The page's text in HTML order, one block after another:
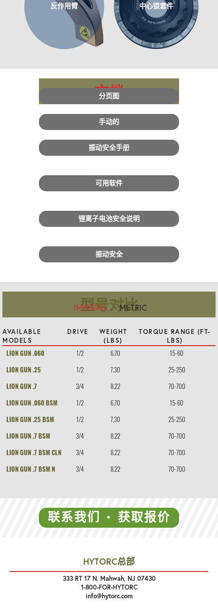
反作用臂 中心锁套件
文档
分页图
手动的
振动安全手册
可用软件
锂离子电池安全说明
振动安全
型号对比
IMPERIAL METRIC
AVAILABLE
MODELS
DRIVE
WEIGHT
(LBS)
TORQUE RANGE (FT-
LBS)
LION GUN .060 1/2 6.70 15-60
LION GUN .25 1/2 7.30 25-250
LION GUN .7 3/4 8.22 70-700
LION GUN .060 BSM 1/2 6.70 15-60
LION GUN .25 BSM 1/2 7.30 25-250
LION GUN .7 BSM 3/4 8.22 70-700
LION GUN .7 BSM CLN 3/4 8.22 70-700
LION GUN .7 BSM N 3/4 8.22 70-700
联系我们 • 获取报价
HYTORC总部
333 RT 17 N. Mahwah, NJ 07430
1-800-FOR-HYTORC
info@hytorc.com